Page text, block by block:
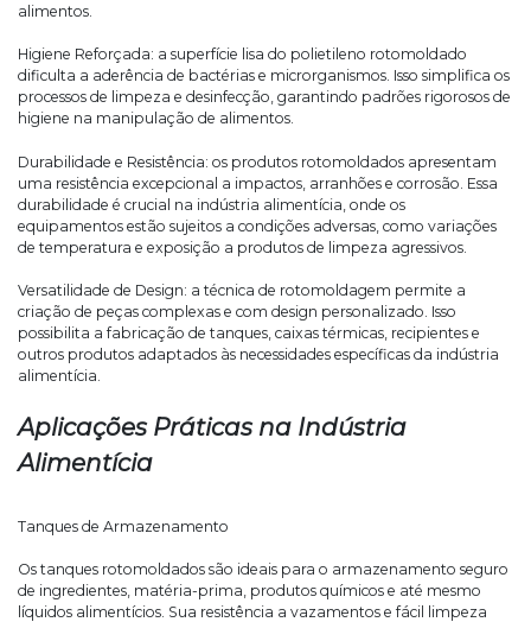
alimentos.
Higiene Reforçada: a superfície lisa do polietileno rotomoldado
dificulta a aderência de bactérias e microrganismos. Isso simplifica os
processos de limpeza e desinfecção, garantindo padrões rigorosos de
higiene na manipulação de alimentos.
Durabilidade e Resistência: os produtos rotomoldados apresentam
uma resistência excepcional a impactos, arranhões e corrosão. Essa
durabilidade é crucial na indústria alimentícia, onde os
equipamentos estão sujeitos a condições adversas, como variações
de temperatura e exposição a produtos de limpeza agressivos.
Versatilidade de Design: a técnica de rotomoldagem permite a
criação de peças complexas e com design personalizado. Isso
possibilita a fabricação de tanques, caixas térmicas, recipientes e
outros produtos adaptados às necessidades específicas da indústria
alimentícia.
Aplicações Práticas na Indústria
Alimentícia
Tanques de Armazenamento
Os tanques rotomoldados são ideais para o armazenamento seguro
de ingredientes, matéria-prima, produtos químicos e até mesmo
líquidos alimentícios. Sua resistência a vazamentos e fácil limpeza